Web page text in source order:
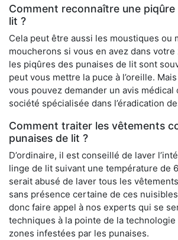
Comment reconnaître une piqûre
lit ?
Cela peut être aussi les moustiques ou
moucherons si vous en avez dans
les piqûres des punaises de lit sont
peut vous mettre la puce à l’oreille.
vous pouvez demander un avis médical
société spécialisée dans l’éradication
Comment traiter les vêtements
punaises de lit ?
D’ordinaire, il est conseillé de laver
linge de lit suivant une température de
serait abusé de laver tous les
sans présence certaine de ces
donc faire appel à nos experts qui se
techniques à la pointe de la
zones infestées par les punaises.